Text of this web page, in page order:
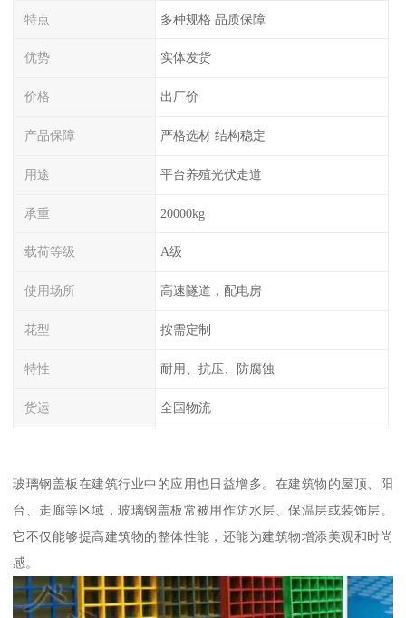
特点 多种规格 品质保障
优势 实体发货
价格 出厂价
产品保障 严格选材 结构稳定
用途 平台养殖光伏走道
承重 20000kg
载荷等级 A级
使用场所 高速隧道，配电房
花型 按需定制
特性 耐用、抗压、防腐蚀
货运 全国物流
玻璃钢盖板在建筑行业中的应用也日益增多。在建筑物的屋顶、阳
台、走廊等区域，玻璃钢盖板常被用作防水层、保温层或装饰层。
它不仅能够提高建筑物的整体性能，还能为建筑物增添美观和时尚
感。